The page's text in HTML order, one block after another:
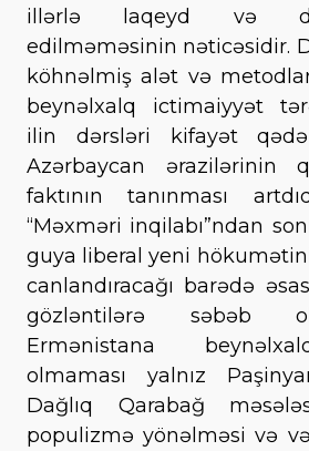
illərlə laqeyd və
edilməməsinin nəticəsidir.
köhnəlmiş alət və
beynəlxalq ictimaiyyət
ilin dərsləri kifayət
Azərbaycan ərazilərinin
faktının tanınması
“Məxməri inqilabı”ndan
guya liberal yeni
canlandıracağı barədə
gözləntilərə səbəb
Ermənistana
olmaması yalnız
Dağlıq Qarabağ
populizmə yönəlməsi və